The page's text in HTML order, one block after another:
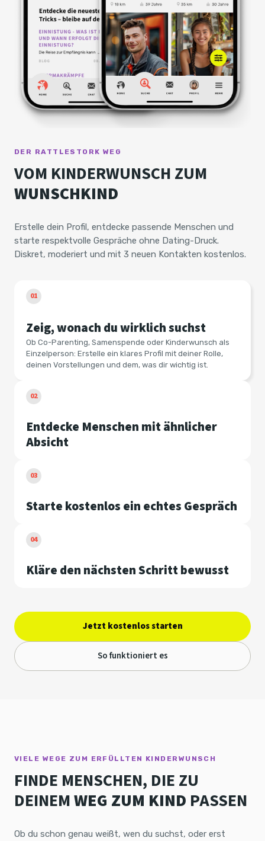
DER RATTLESTORK WEG
VOM KINDERWUNSCH ZUM
WUNSCHKIND
Erstelle dein Profil, entdecke passende Menschen und
starte respektvolle Gespräche ohne Dating-Druck.
Diskret, moderiert und mit 3 neuen Kontakten kostenlos.
01
Zeig, wonach du wirklich suchst
Ob Co-Parenting, Samenspende oder Kinderwunsch als
Einzelperson: Erstelle ein klares Profil mit deiner Rolle,
deinen Vorstellungen und dem, was dir wichtig ist.
02
Entdecke Menschen mit ähnlicher
Absicht
03
Starte kostenlos ein echtes Gespräch
04
Kläre den nächsten Schritt bewusst
Jetzt kostenlos starten
So funktioniert es
VIELE WEGE ZUM ERFÜLLTEN KINDERWUNSCH
FINDE MENSCHEN, DIE ZU
DEINEMWEG ZUM KIND PASSEN
Ob du schon genau weißt, wen du suchst, oder erst